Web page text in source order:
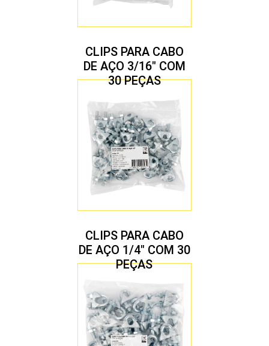
CLIPS PARA CABO
DE AÇO 3/16″ COM
30 PEÇAS
CLIPS PARA CABO
DE AÇO 1/4″ COM 30
PEÇAS